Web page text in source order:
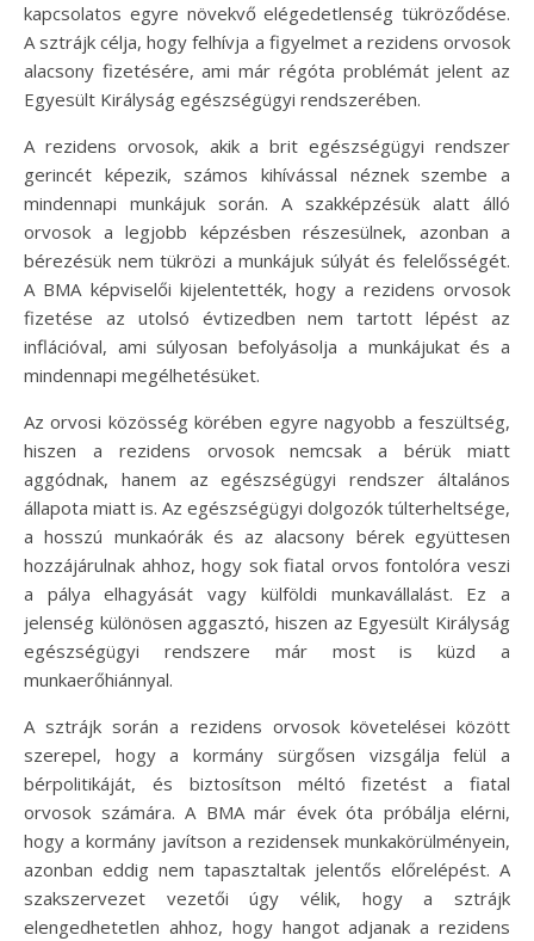
kapcsolatos egyre növekvő elégedetlenség tükröződése.
A sztrájk célja, hogy felhívja a figyelmet a rezidens orvosok
alacsony fizetésére, ami már régóta problémát jelent az
Egyesült Királyság egészségügyi rendszerében.
A rezidens orvosok, akik a brit egészségügyi rendszer
gerincét képezik, számos kihívással néznek szembe a
mindennapi munkájuk során. A szakképzésük alatt álló
orvosok a legjobb képzésben részesülnek, azonban a
bérezésük nem tükrözi a munkájuk súlyát és felelősségét.
A BMA képviselői kijelentették, hogy a rezidens orvosok
fizetése az utolsó évtizedben nem tartott lépést az
inflációval, ami súlyosan befolyásolja a munkájukat és a
mindennapi megélhetésüket.
Az orvosi közösség körében egyre nagyobb a feszültség,
hiszen a rezidens orvosok nemcsak a bérük miatt
aggódnak, hanem az egészségügyi rendszer általános
állapota miatt is. Az egészségügyi dolgozók túlterheltsége,
a hosszú munkaórák és az alacsony bérek együttesen
hozzájárulnak ahhoz, hogy sok fiatal orvos fontolóra veszi
a pálya elhagyását vagy külföldi munkavállalást. Ez a
jelenség különösen aggasztó, hiszen az Egyesült Királyság
egészségügyi rendszere már most is küzd a
munkaerőhiánnyal.
A sztrájk során a rezidens orvosok követelései között
szerepel, hogy a kormány sürgősen vizsgálja felül a
bérpolitikáját, és biztosítson méltó fizetést a fiatal
orvosok számára. A BMA már évek óta próbálja elérni,
hogy a kormány javítson a rezidensek munkakörülményein,
azonban eddig nem tapasztaltak jelentős előrelépést. A
szakszervezet vezetői úgy vélik, hogy a sztrájk
elengedhetetlen ahhoz, hogy hangot adjanak a rezidens